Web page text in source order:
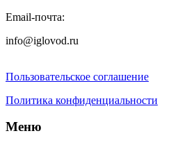
Email-почта:
info@iglovod.ru
Пользовательское соглашение
Политика конфиденциальности
Меню